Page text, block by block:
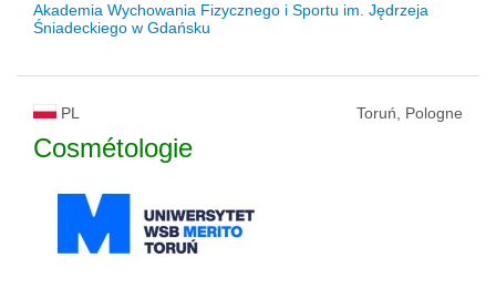
Akademia Wychowania Fizycznego i Sportu im. Jędrzeja
Śniadeckiego w Gdańsku
PL Toruń, Pologne
Cosmétologie